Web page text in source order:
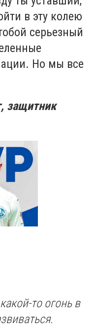
в эту колею
серьезный
Но мы все
защитник
то огонь в